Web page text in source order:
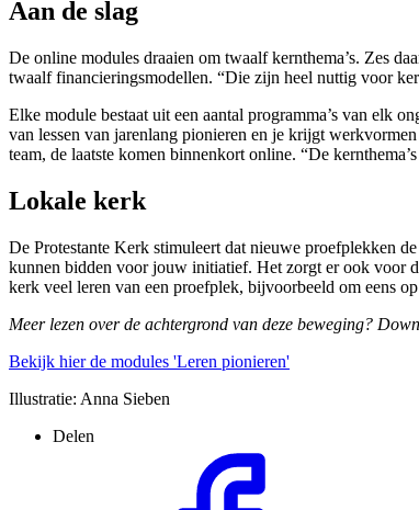
Aan de slag
De online modules draaien om twaalf kernthema’s. Zes
twaalf financieringsmodellen. “Die zijn heel nuttig voor
Elke module bestaat uit een aantal programma’s van elk
van lessen van jarenlang pionieren en je krijgt
team, de laatste komen binnenkort online. “De
Lokale kerk
De Protestante Kerk stimuleert dat nieuwe proefplekken
kunnen bidden voor jouw initiatief. Het zorgt er ook voor
kerk veel leren van een proefplek, bijvoorbeeld om eens
Meer lezen over de achtergrond van deze beweging?
Bekijk hier de modules 'Leren pionieren'
Illustratie: Anna Sieben
Delen